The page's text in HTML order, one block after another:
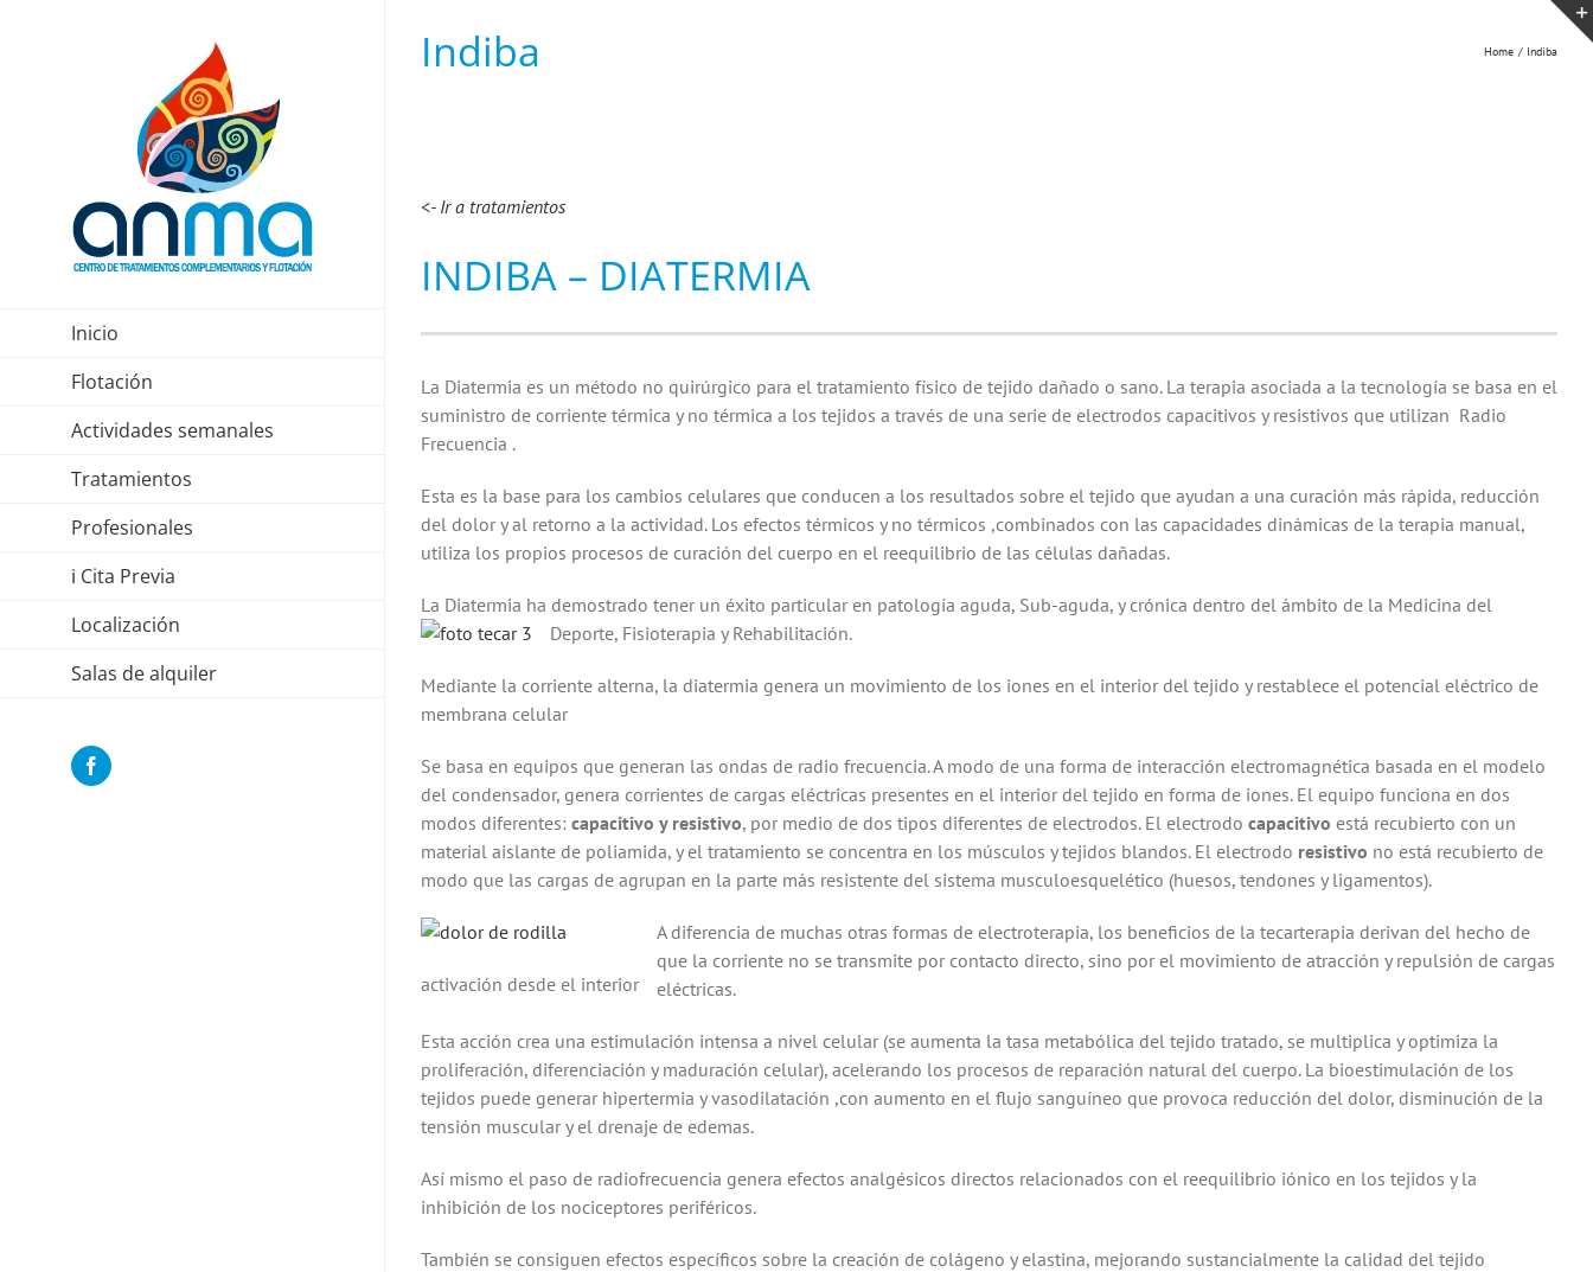
Inicio
Flotación
Actividades semanales
Tratamientos
Profesionales
ℹ Cita Previa
Localización
Salas de alquiler
Facebook
Indiba Home Indiba
<- Ir a tratamientos
INDIBA – DIATERMIA
La Diatermia es un método no quirúrgico para el tratamiento físico de tejido dañado o sano. La terapia asociada a la tecnología se basa en el
suministro de corriente térmica y no térmica a los tejidos a través de una serie de electrodos capacitivos y resistivos que utilizan Radio
Frecuencia .
Esta es la base para los cambios celulares que conducen a los resultados sobre el tejido que ayudan a una curación más rápida, reducción
del dolor y al retorno a la actividad. Los efectos térmicos y no térmicos ,combinados con las capacidades dinámicas de la terapia manual,
utiliza los propios procesos de curación del cuerpo en el reequilibrio de las células dañadas.
La Diatermia ha demostrado tener un éxito particular en patología aguda, Sub-aguda, y crónica dentro del ámbito de la Medicina del
Deporte, Fisioterapia y Rehabilitación.
Mediante la corriente alterna, la diatermia genera un movimiento de los iones en el interior del tejido y restablece el potencial eléctrico de
membrana celular
Se basa en equipos que generan las ondas de radio frecuencia. A modo de una forma de interacción electromagnética basada en el modelo
del condensador, genera corrientes de cargas eléctricas presentes en el interior del tejido en forma de iones. El equipo funciona en dos
modos diferentes: capacitivo y resistivo, por medio de dos tipos diferentes de electrodos. El electrodo capacitivo está recubierto con un
material aislante de poliamida, y el tratamiento se concentra en los músculos y tejidos blandos. El electrodo resistivo no está recubierto de
modo que las cargas de agrupan en la parte más resistente del sistema musculoesquelético (huesos, tendones y ligamentos).
activación desde el interior
A diferencia de muchas otras formas de electroterapia, los beneficios de la tecarterapia derivan del hecho de
que la corriente no se transmite por contacto directo, sino por el movimiento de atracción y repulsión de cargas
eléctricas.
Esta acción crea una estimulación intensa a nivel celular (se aumenta la tasa metabólica del tejido tratado, se multiplica y optimiza la
proliferación, diferenciación y maduración celular), acelerando los procesos de reparación natural del cuerpo. La bioestimulación de los
tejidos puede generar hipertermia y vasodilatación ,con aumento en el flujo sanguíneo que provoca reducción del dolor, disminución de la
tensión muscular y el drenaje de edemas.
Así mismo el paso de radiofrecuencia genera efectos analgésicos directos relacionados con el reequilibrio iónico en los tejidos y la
inhibición de los nociceptores periféricos.
También se consiguen efectos específicos sobre la creación de colágeno y elastina, mejorando sustancialmente la calidad del tejido